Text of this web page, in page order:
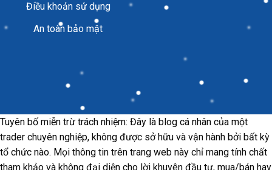
Điều khoản sử dụng
An toàn bảo mật
Tuyên bố miễn trừ trách nhiệm: Đây là blog cá nhân của một
trader chuyên nghiệp, không được sở hữu và vận hành bởi bất kỳ
tổ chức nào. Mọi thông tin trên trang web này chỉ mang tính chất
tham khảo và không đại diện cho lời khuyên đầu tư, mua/bán hay